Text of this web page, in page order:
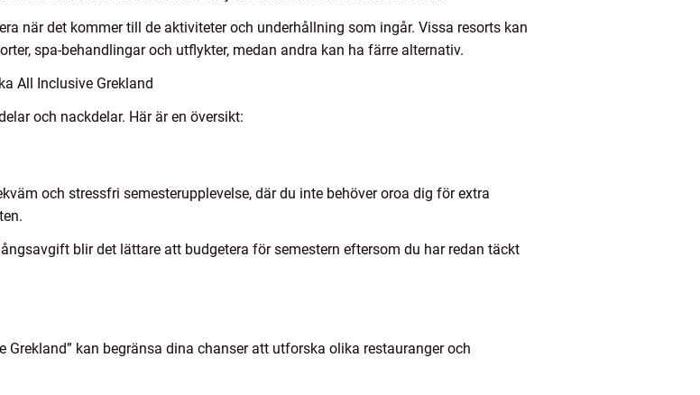
när det kommer till de aktiviteter och underhållning som ingår. Vissa resorts kan
spa-behandlingar och utflykter, medan andra kan ha färre alternativ.
All Inclusive Grekland
och nackdelar. Här är en översikt:
och stressfri semesterupplevelse, där du inte behöver oroa dig för extra
blir det lättare att budgetera för semestern eftersom du har redan täckt
kan begränsa dina chanser att utforska olika restauranger och